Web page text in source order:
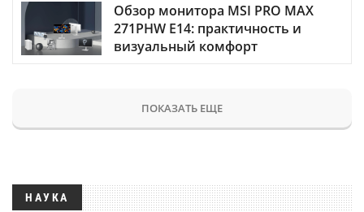
Обзор монитора MSI PRO MAX
271PHW E14: практичность и
визуальный комфорт
ПОКАЗАТЬ ЕЩЕ
НАУКА